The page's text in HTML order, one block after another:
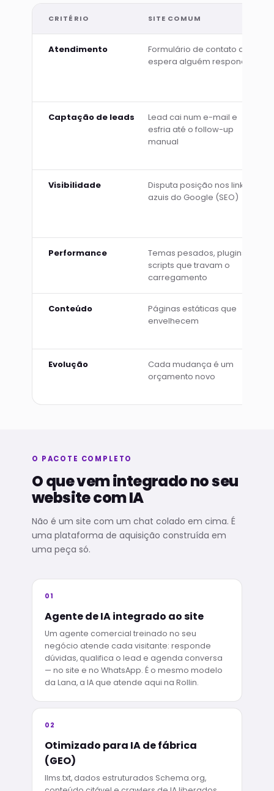
CRITÉRIO SITE COMUM
Atendimento
Formulário de contato que
espera alguém responder
Captação de leads
Lead cai num e-mail e
esfria até o follow-up
manual
Visibilidade
Disputa posição nos links
azuis do Google (SEO)
Performance
Temas pesados, plugins e
scripts que travam o
carregamento
Conteúdo
Páginas estáticas que
envelhecem
Evolução
Cada mudança é um
orçamento novo
O PACOTE COMPLETO
O que vem integrado no seu
website com IA
Não é um site com um chat colado em cima. É
uma plataforma de aquisição construída em
uma peça só.
01
Agente de IA integrado ao site
Um agente comercial treinado no seu
negócio atende cada visitante: responde
dúvidas, qualifica o lead e agenda conversa
— no site e no WhatsApp. É o mesmo modelo
da Lana, a IA que atende aqui na Rollin.
02
Otimizado para IA de fábrica
(GEO)
llms.txt, dados estruturados Schema.org,